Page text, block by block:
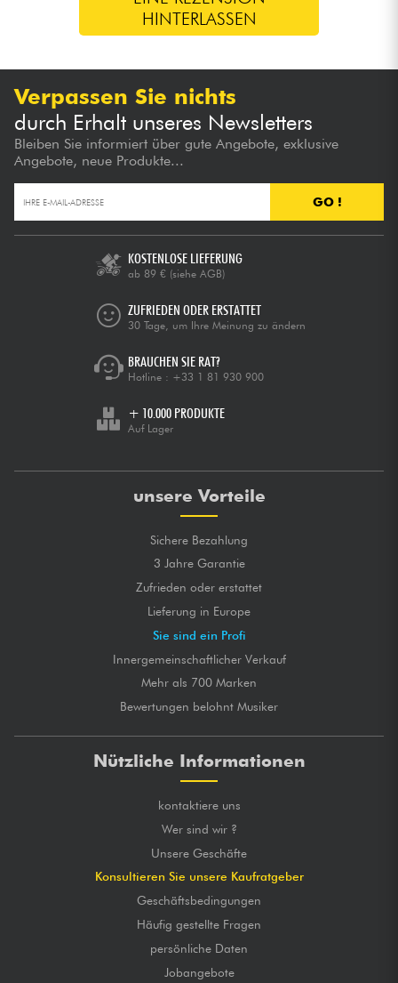
HINTERLASSEN
Verpassen Sie nichts
durch Erhalt unseres Newsletters
Bleiben Sie informiert über gute Angebote, exklusive
Angebote, neue Produkte...
GO !
KOSTENLOSE LIEFERUNG
ab 89 € (siehe AGB)
ZUFRIEDEN ODER ERSTATTET
30 Tage, um Ihre Meinung zu ändern
BRAUCHEN SIE RAT?
Hotline : +33 1 81 930 900
+ 10.000 PRODUKTE
Auf Lager
unsere Vorteile
Sichere Bezahlung
3 Jahre Garantie
Zufrieden oder erstattet
Lieferung in Europe
Sie sind ein Profi
Innergemeinschaftlicher Verkauf
Mehr als 700 Marken
Bewertungen belohnt Musiker
Nützliche Informationen
kontaktiere uns
Wer sind wir ?
Unsere Geschäfte
Konsultieren Sie unsere Kaufratgeber
Geschäftsbedingungen
Häufig gestellte Fragen
persönliche Daten
Jobangebote